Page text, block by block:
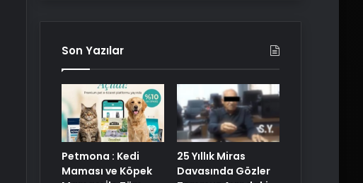
Son Yazılar
Petmona : Kedi
Maması ve Köpek
25 Yıllık Miras
Davasında Gözler